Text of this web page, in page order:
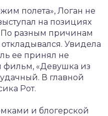
полета», Логан не
на позициях
По разным причинам
Увидела
ее принял не
фильм, «Девушка из
В главной
Рот.
и блогерской